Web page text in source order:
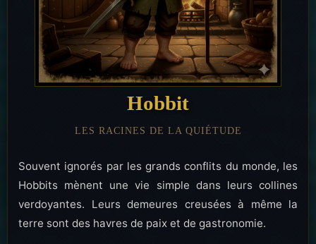
Hobbit
LES RACINES DE LA QUIÉTUDE
Souvent ignorés par les grands conflits du monde, les
Hobbits mènent une vie simple dans leurs collines
verdoyantes. Leurs demeures creusées à même la
terre sont des havres de paix et de gastronomie.